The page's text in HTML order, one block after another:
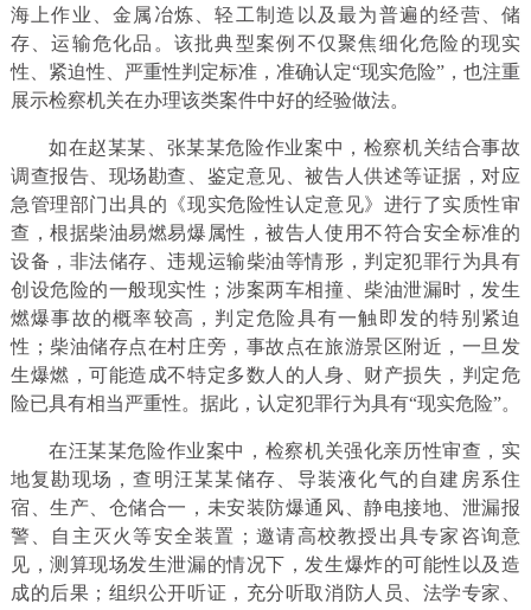
海上作业、金属冶炼、轻工制造以及最为普遍的经营、储
存、运输危化品。该批典型案例不仅聚焦细化危险的现实
性、紧迫性、严重性判定标准，准确认定“现实危险”，也注重
展示检察机关在办理该类案件中好的经验做法。
如在赵某某、张某某危险作业案中，检察机关结合事故
调查报告、现场勘查、鉴定意见、被告人供述等证据，对应
急管理部门出具的《现实危险性认定意见》进行了实质性审
查，根据柴油易燃易爆属性，被告人使用不符合安全标准的
设备，非法储存、违规运输柴油等情形，判定犯罪行为具有
创设危险的一般现实性；涉案两车相撞、柴油泄漏时，发生
燃爆事故的概率较高，判定危险具有一触即发的特别紧迫
性；柴油储存点在村庄旁，事故点在旅游景区附近，一旦发
生爆燃，可能造成不特定多数人的人身、财产损失，判定危
险已具有相当严重性。据此，认定犯罪行为具有“现实危险”。
在汪某某危险作业案中，检察机关强化亲历性审查，实
地复勘现场，查明汪某某储存、导装液化气的自建房系住
宿、生产、仓储合一，未安装防爆通风、静电接地、泄漏报
警、自主灭火等安全装置；邀请高校教授出具专家咨询意
见，测算现场发生泄漏的情况下，发生爆炸的可能性以及造
成的后果；组织公开听证，充分听取消防人员、法学专家、